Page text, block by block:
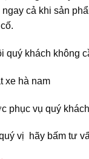
ngay cả khi sản
quý khách không
phục vụ quý
vị hãy bấm tư